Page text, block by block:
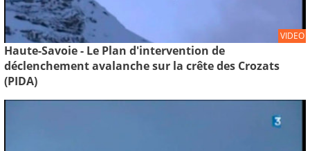
VIDEO
Haute-Savoie - Le Plan d'intervention de
déclenchement avalanche sur la crête des Crozats
(PIDA)